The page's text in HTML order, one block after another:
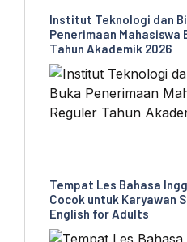
Institut Teknologi dan
Penerimaan Mahasiswa
Tahun Akademik 2026
Tempat Les Bahasa
Cocok untuk Karyawan
English for Adults